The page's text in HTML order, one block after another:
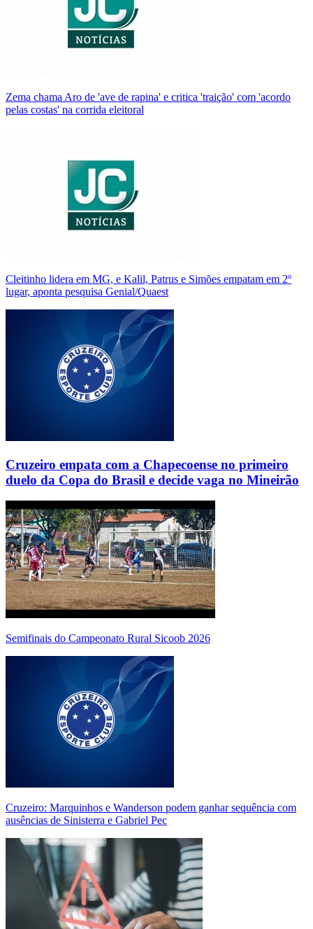
Zema chama Aro de 'ave de rapina' e critica 'traição' com 'acordo
pelas costas' na corrida eleitoral
Cleitinho lidera em MG, e Kalil, Patrus e Simões empatam em 2º
lugar, aponta pesquisa Genial/Quaest
Cruzeiro empata com a Chapecoense no primeiro
duelo da Copa do Brasil e decide vaga no Mineirão
Semifinais do Campeonato Rural Sicoob 2026
Cruzeiro: Marquinhos e Wanderson podem ganhar sequência com
ausências de Sinisterra e Gabriel Pec